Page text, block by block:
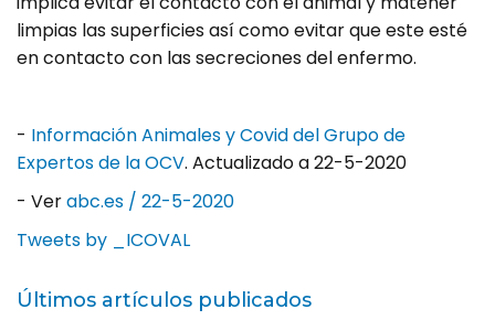
limpias las superficies así como evitar que este esté
en contacto con las secreciones del enfermo.
- Información Animales y Covid del Grupo de
Expertos de la OCV. Actualizado a 22-5-2020
- Verabc.es / 22-5-2020
Tweets by _ICOVAL
Últimos artículos publicados